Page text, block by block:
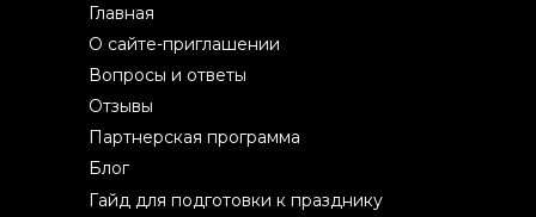
Главная
О сайте-приглашении
Вопросы и ответы
Отзывы
Партнерская программа
Гайд для подготовки к празднику
Блог